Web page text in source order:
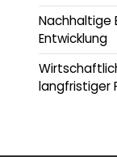
Nachhaltige
Entwicklung
langfristiger